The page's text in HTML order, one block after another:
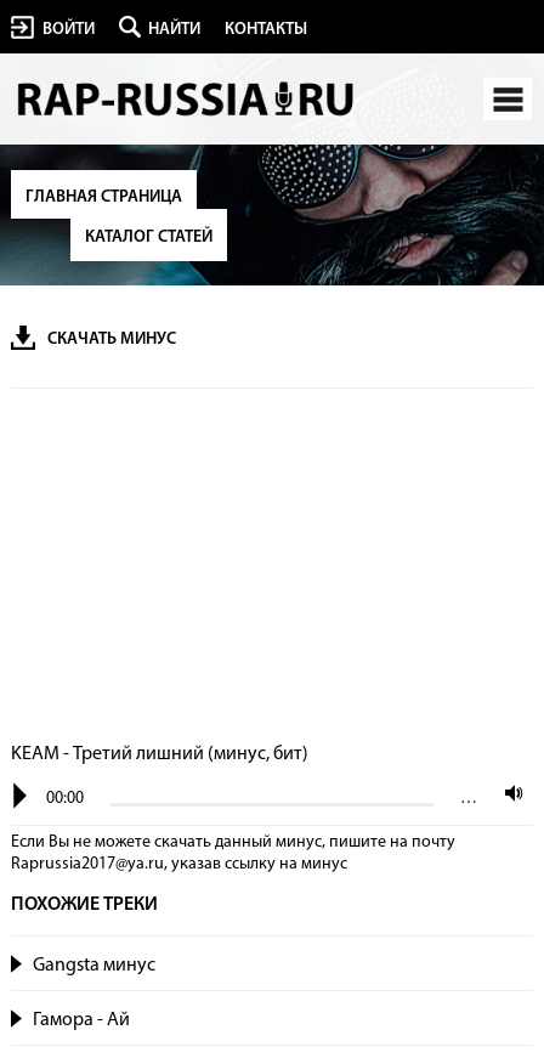
ВОЙТИ НАЙТИ КОНТАКТЫ
ГЛАВНАЯ СТРАНИЦА
КАТАЛОГ СТАТЕЙ
СКАЧАТЬ МИНУС
KEAM - Третий лишний (минус, бит)
00:00 …
Если Вы не можете скачать данный минус, пишите на почту
Raprussia2017@ya.ru, указав сcылку на минус
ПОХОЖИЕ ТРЕКИ
Gangsta минус
Гамора - Ай